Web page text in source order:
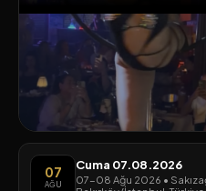
07
AĞU
Cuma 07.08.2026
07-08 Ağu 2026 •